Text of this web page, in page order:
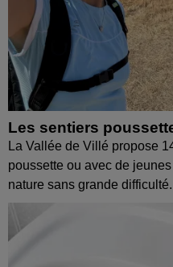
Les sentiers
La Vallée de Villé propose
poussette ou avec de
nature sans grande